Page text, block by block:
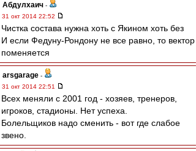
Абдулхаич -
31 окт 2014 22:52
Чистка состава нужна хоть с Якином хоть без
И если Федуну-Рондону не все равно, то вектор
поменяется
arsgarage -
31 окт 2014 22:51
Всех меняли с 2001 год - хозяев, тренеров,
игроков, стадионы. Нет успеха.
Болельщиков надо сменить - вот где слабое
звено.